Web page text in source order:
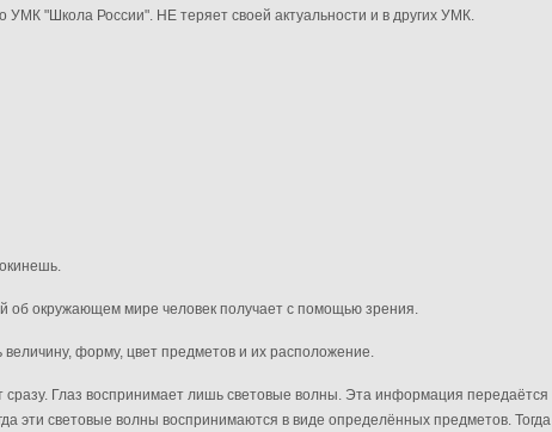
УМК "Школа России". НЕ теряет своей актуальности и в других УМК.
об окружающем мире человек получает с помощью зрения.
величину, форму, цвет предметов и их расположение.
сразу. Глаз воспринимает лишь световые волны. Эта информация передаётся
эти световые волны воспринимаются в виде определённых предметов. Тогда